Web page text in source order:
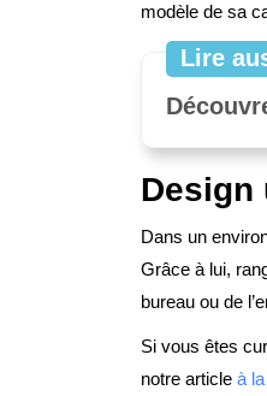
modèle de sa
Lire
Design
Dans un
Grâce à lui,
bureau ou de
Si vous êtes
notre article à